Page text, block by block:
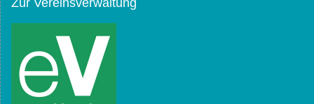
Zur Vereinsverwaltung